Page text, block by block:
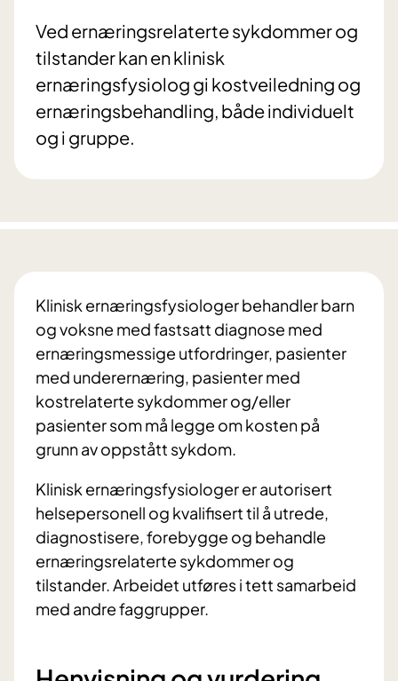
Ved ernæringsrelaterte sykdommer og
tilstander kan en klinisk
ernæringsfysiolog gi kostveiledning og
ernæringsbehandling, både individuelt
og i gruppe.
Klinisk ernæringsfysiologer behandler barn
og voksne med fastsatt diagnose med
ernæringsmessige utfordringer, pasienter
med underernæring, pasienter med
kostrelaterte sykdommer og/eller
pasienter som må legge om kosten på
grunn av oppstått sykdom.
Klinisk ernæringsfysiologer er autorisert
helsepersonell og kvalifisert til å utrede,
diagnostisere, forebygge og behandle
ernæringsrelaterte sykdommer og
tilstander. Arbeidet utføres i tett samarbeid
med andre faggrupper.